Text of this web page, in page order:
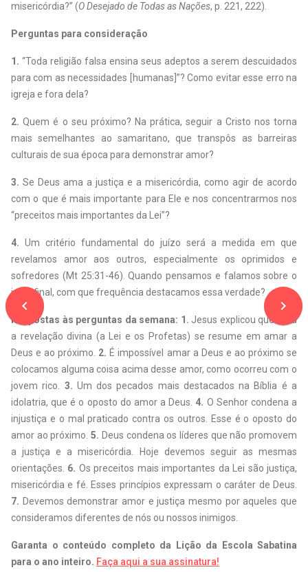
navigate_before
misericórdia?” (O Desejado de Todas as Nações, p. 221, 222).
Perguntas para consideração
1. “Toda religião falsa ensina seus adeptos a serem descuidados
para com as necessidades [humanas]”? Como evitar esse erro na
igreja e fora dela?
2. Quem é o seu próximo? Na prática, seguir a Cristo nos torna
mais semelhantes ao samaritano, que transpôs as barreiras
culturais de sua época para demonstrar amor?
3. Se Deus ama a justiça e a misericórdia, como agir de acordo
com o que é mais importante para Ele e nos concentrarmos nos
“preceitos mais importantes da Lei”?
4. Um critério fundamental do juízo será a medida em que
revelamos amor aos outros, especialmente os oprimidos e
sofredores (Mt 25:31-46). Quando pensamos e falamos sobre o
juízo final, com que frequência destacamos essa verdade?
Respostas às perguntas da semana: 1. Jesus explicou que toda
a revelação divina (a Lei e os Profetas) se resume em amar a
Deus e ao próximo. 2. É impossível amar a Deus e ao próximo se
colocamos alguma coisa acima desse amor, como ocorreu com o
jovem rico. 3. Um dos pecados mais destacados na Bíblia é a
idolatria, que é o oposto do amor a Deus. 4. O Senhor condena a
injustiça e o mal praticado contra os outros. Esse é o oposto do
amor ao próximo.5. Deus condena os líderes que não promovem
a justiça e a misericórdia. Hoje devemos seguir as mesmas
orientações. 6. Os preceitos mais importantes da Lei são justiça,
misericórdia e fé. Esses princípios expressam o caráter de Deus.
7. Devemos demonstrar amor e justiça mesmo por aqueles que
consideramos diferentes de nós ou nossos inimigos.
Garanta o conteúdo completo da Lição da Escola Sabatina
para o ano inteiro. Faça aqui a sua assinatura!
navigate_next